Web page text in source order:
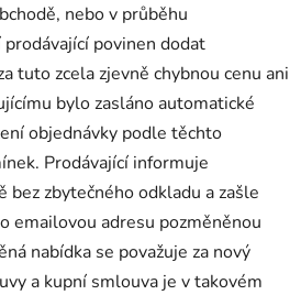
nebo v průběhu
povinen dodat
tuto zcela zjevně chybnou cenu ani
bylo zasláno automatické
objednávky podle těchto
Prodávající informuje
bez zbytečného odkladu a zašle
emailovou adresu pozměněnou
nabídka se považuje za nový
a kupní smlouva je v takovém